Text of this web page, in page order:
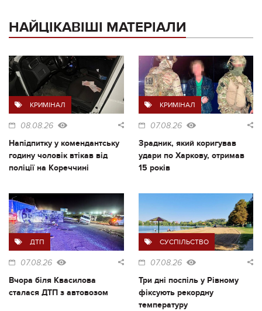
НАЙЦІКАВІШІ МАТЕРІАЛИ
КРИМІНАЛ
08.08.26
Напідпитку у комендантську
годину чоловік втікав від
поліції на Кореччині
КРИМІНАЛ
07.08.26
Зрадник, який коригував
удари по Харкову, отримав
15 років
ДТП
07.08.26
Вчора біля Квасилова
сталася ДТП з автовозом
СУСПІЛЬСТВО
07.08.26
Три дні поспіль у Рівному
фіксують рекордну
температуру